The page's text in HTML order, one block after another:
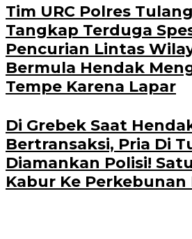
Tim URC Polres
Tangkap Terduga
Pencurian Lintas
Bermula Hendak
Tempe Karena Lapar
Di Grebek Saat
Bertransaksi, Pria Di
Diamankan Polisi!
Kabur Ke Perkebunan